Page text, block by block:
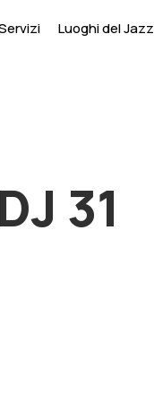
Luoghi del Jazz
31